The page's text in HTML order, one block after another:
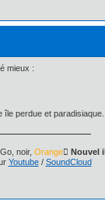
mieux :
île perdue et paradisiaque.
noir, Orange Nouvel
Youtube/ SoundCloud